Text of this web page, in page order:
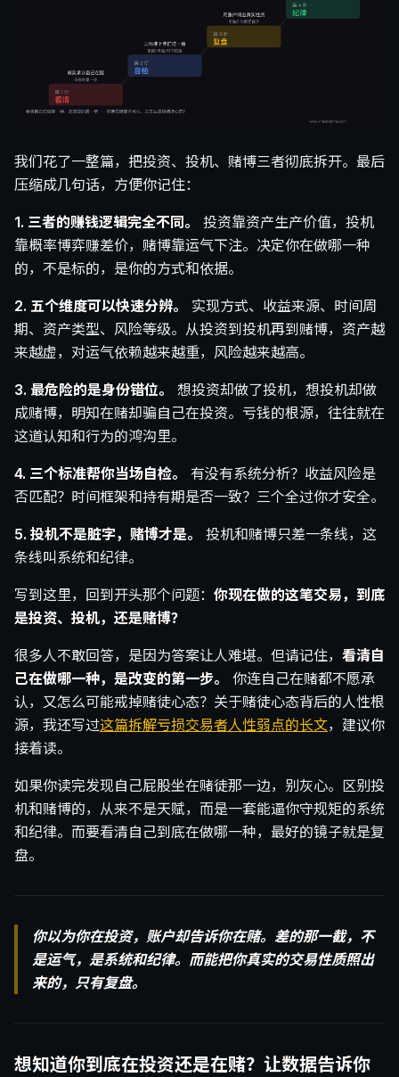
我们花了一整篇，把投资、投机、赌博三者彻底拆开。最后
压缩成几句话，方便你记住：
1. 三者的赚钱逻辑完全不同。
投资靠资产生产价值，投机
靠概率博弈赚差价，赌博靠运气下注。决定你在做哪一种
的，不是标的，是你的方式和依据。
2. 五个维度可以快速分辨。
实现方式、收益来源、时间周
期、资产类型、风险等级。从投资到投机再到赌博，资产越
来越虚，对运气依赖越来越重，风险越来越高。
3. 最危险的是身份错位。
想投资却做了投机，想投机却做
成赌博，明知在赌却骗自己在投资。亏钱的根源，往往就在
这道认知和行为的鸿沟里。
4. 三个标准帮你当场自检。
有没有系统分析？收益风险是
否匹配？时间框架和持有期是否一致？三个全过你才安全。
5. 投机不是脏字，赌博才是。
投机和赌博只差一条线，这
条线叫系统和纪律。
写到这里，回到开头那个问题： 你现在做的这笔交易，到底
是投资、投机，还是赌博？
很多人不敢回答，是因为答案让人难堪。但请记住， 看清自
己在做哪一种，是改变的第一步。
你连自己在赌都不愿承
认，又怎么可能戒掉赌徒心态？关于赌徒心态背后的人性根
源，我还写过这篇拆解亏损交易者人性弱点的长文，建议你
接着读。
如果你读完发现自己屁股坐在赌徒那一边，别灰心。区别投
机和赌博的，从来不是天赋，而是一套能逼你守规矩的系统
和纪律。而要看清自己到底在做哪一种，最好的镜子就是复
盘。
你以为你在投资，账户却告诉你在赌。差的那一截，不
是运气，是系统和纪律。而能把你真实的交易性质照出
来的，只有复盘。
想知道你到底在投资还是在赌？让数据告诉你